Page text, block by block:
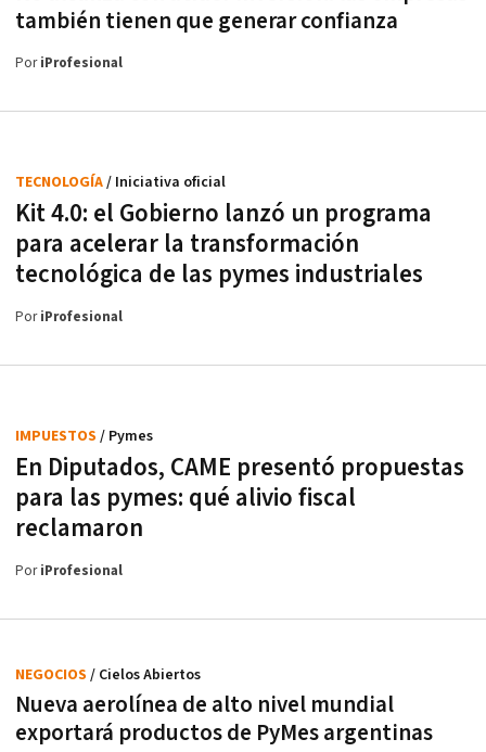
también tienen que generar confianza
PoriProfesional
Kit 4.0: el Gobierno lanzó un programa
para acelerar la transformación
tecnológica de las pymes industriales
TECNOLOGÍA/ Iniciativa oficial
PoriProfesional
En Diputados, CAME presentó propuestas
para las pymes: qué alivio fiscal
reclamaron
IMPUESTOS / Pymes
PoriProfesional
Nueva aerolínea de alto nivel mundial
exportará productos de PyMes argentinas
NEGOCIOS / Cielos Abiertos